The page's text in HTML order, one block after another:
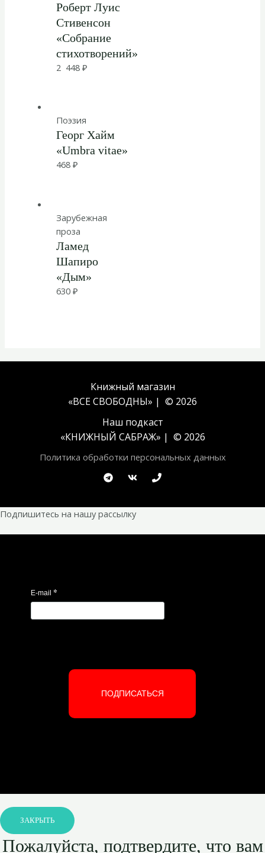
Роберт Луис
Стивенсон
«Собрание
стихотворений»
2 448₽
Поэзия
Георг Хайм
«Umbra vitae»
468₽
Зарубежная
проза
Ламед
Шапиро
«Дым»
630₽
Книжный магазин
«ВСЕ СВОБОДНЫ» | © 2026
Наш подкаст
«КНИЖНЫЙ САБРАЖ» | © 2026
Политика обработки персональных данных
Подпишитесь на нашу рассылку
E-mail *
ПОДПИСАТЬСЯ
ЗАКРЫТЬ
Пожалуйста, подтвердите, что вам